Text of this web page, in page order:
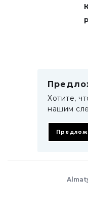
Хотите,
нашим